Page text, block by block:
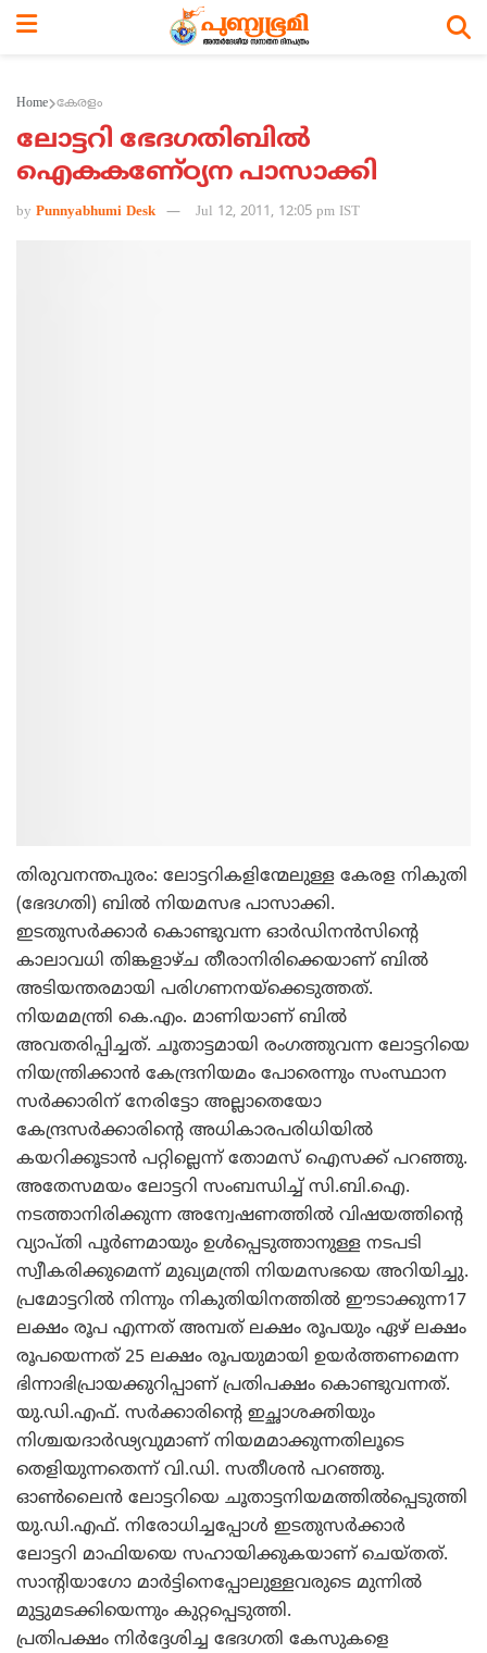
Home കേരളം
ലോട്ടറി ഭേദഗതിബില്‍
ഐകകണേ്ഠ്യന പാസാക്കി
by Punnyabhumi Desk Jul 12, 2011, 12:05 pm IST
തിരുവനന്തപുരം: ലോട്ടറികളിന്മേലുള്ള കേരള നികുതി
(ഭേദഗതി) ബില്‍ നിയമസഭ പാസാക്കി.
ഇടതുസര്‍ക്കാര്‍ കൊണ്ടുവന്ന ഓര്‍ഡിനന്‍സിന്റെ
കാലാവധി തിങ്കളാഴ്ച തീരാനിരിക്കെയാണ് ബില്‍
അടിയന്തരമായി പരിഗണനയ്‌ക്കെടുത്തത്.
നിയമമന്ത്രി കെ.എം. മാണിയാണ് ബില്‍
അവതരിപ്പിച്ചത്. ചൂതാട്ടമായി രംഗത്തുവന്ന ലോട്ടറിയെ
നിയന്ത്രിക്കാന്‍ കേന്ദ്രനിയമം പോരെന്നും സംസ്ഥാന
സര്‍ക്കാരിന് നേരിട്ടോ അല്ലാതെയോ
കേന്ദ്രസര്‍ക്കാരിന്റെ അധികാരപരിധിയില്‍
കയറിക്കൂടാന്‍ പറ്റില്ലെന്ന് തോമസ് ഐസക്ക് പറഞ്ഞു.
അതേസമയം ലോട്ടറി സംബന്ധിച്ച് സി.ബി.ഐ.
നടത്താനിരിക്കുന്ന അന്വേഷണത്തില്‍ വിഷയത്തിന്റെ
വ്യാപ്തി പൂര്‍ണമായും ഉള്‍പ്പെടുത്താനുള്ള നടപടി
സ്വീകരിക്കുമെന്ന് മുഖ്യമന്ത്രി നിയമസഭയെ അറിയിച്ചു.
പ്രമോട്ടറില്‍ നിന്നും നികുതിയിനത്തില്‍ ഈടാക്കുന്ന17
ലക്ഷം രൂപ എന്നത് അമ്പത് ലക്ഷം രൂപയും ഏഴ് ലക്ഷം
രൂപയെന്നത് 25 ലക്ഷം രൂപയുമായി ഉയര്‍ത്തണമെന്ന
ഭിന്നാഭിപ്രായക്കുറിപ്പാണ് പ്രതിപക്ഷം കൊണ്ടുവന്നത്.
യു.ഡി.എഫ്. സര്‍ക്കാരിന്റെ ഇച്ഛാശക്തിയും
നിശ്ചയദാര്‍ഢ്യവുമാണ് നിയമമാക്കുന്നതിലൂടെ
തെളിയുന്നതെന്ന് വി.ഡി. സതീശന്‍ പറഞ്ഞു.
ഓണ്‍ലൈന്‍ ലോട്ടറിയെ ചൂതാട്ടനിയമത്തില്‍പ്പെടുത്തി
യു.ഡി.എഫ്. നിരോധിച്ചപ്പോള്‍ ഇടതുസര്‍ക്കാര്‍
ലോട്ടറി മാഫിയയെ സഹായിക്കുകയാണ് ചെയ്തത്.
സാന്റിയാഗോ മാര്‍ട്ടിനെപ്പോലുള്ളവരുടെ മുന്നില്‍
മുട്ടുമടക്കിയെന്നും കുറ്റപ്പെടുത്തി.
പ്രതിപക്ഷം നിര്‍ദ്ദേശിച്ച ഭേദഗതി കേസുകളെ